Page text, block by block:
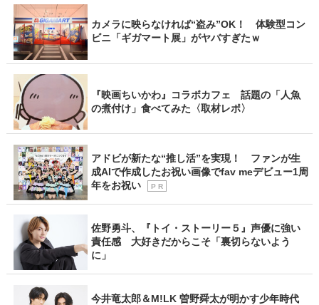
カメラに映らなければ“盗み”OK！ 体験型コン
ビニ「ギガマート展」がヤバすぎたｗ
『映画ちいかわ』コラボカフェ 話題の「人魚
の煮付け」食べてみた〈取材レポ〉
アドビが新たな“推し活”を実現！ ファンが生
成AIで作成したお祝い画像でfav meデビュー1周
年をお祝い
P R
佐野勇斗、『トイ・ストーリー５』声優に強い
責任感 大好きだからこそ「裏切らないよう
に」
今井竜太郎＆M!LK 曽野舜太が明かす少年時代